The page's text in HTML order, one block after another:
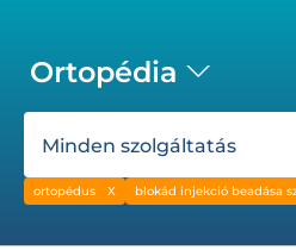
Ortopédia
Minden szolgáltatás
ortopédus blokád injekció beadása